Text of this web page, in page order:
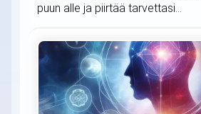
puun alle ja piirtää tarvettasi...